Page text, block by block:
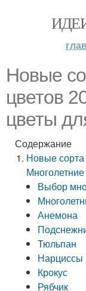
Новые
цветов
цветы
Содержание
Новые сорта
Выбор
Анемона
Тюльпан
Нарциссы
Крокус
Рябчик